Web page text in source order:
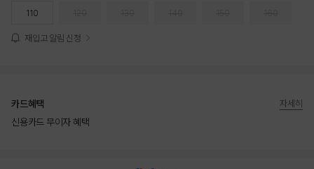
110
재입고 알림 신청
카드혜택
신용카드 무이자 혜택
자세히